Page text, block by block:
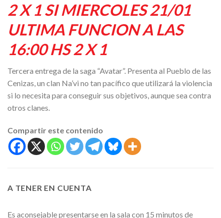
2 X 1 SI MIERCOLES 21/01
ULTIMA FUNCION A LAS
16:00 HS 2 X 1
Tercera entrega de la saga “Avatar”. Presenta al Pueblo de las
Cenizas, un clan Na’vi no tan pacífico que utilizará la violencia
si lo necesita para conseguir sus objetivos, aunque sea contra
otros clanes.
Compartir este contenido
A TENER EN CUENTA
Es aconsejable presentarse en la sala con 15 minutos de